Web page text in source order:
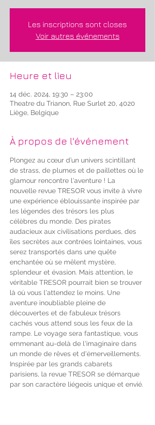
Les inscriptions sont closes
Voir autres événements
Heure et lieu
14 déc. 2024, 19:30 – 23:00
Theatre du Trianon, Rue Surlet 20, 4020
Liège, Belgique
À propos de l'événement
Plongez au cœur d’un univers scintillant
de strass, de plumes et de paillettes où le
glamour rencontre l'aventure ! La
nouvelle revue TRESOR vous invite à vivre
une expérience éblouissante inspirée par
les légendes des trésors les plus
célèbres du monde. Des pirates
audacieux aux civilisations perdues, des
îles secrètes aux contrées lointaines, vous
serez transportés dans une quête
enchantée où se mêlent mystère,
splendeur et évasion. Mais attention, le
véritable TRESOR pourrait bien se trouver
là où vous l'attendez le moins. Une
aventure inoubliable pleine de
découvertes et de fabuleux trésors
cachés vous attend sous les feux de la
rampe. Le voyage sera fantastique, vous
emmenant au-delà de l'imaginaire dans
un monde de rêves et d'émerveillements.
Inspirée par les grands cabarets
parisiens, la revue TRESOR se démarque
par son caractère liégeois unique et envié.